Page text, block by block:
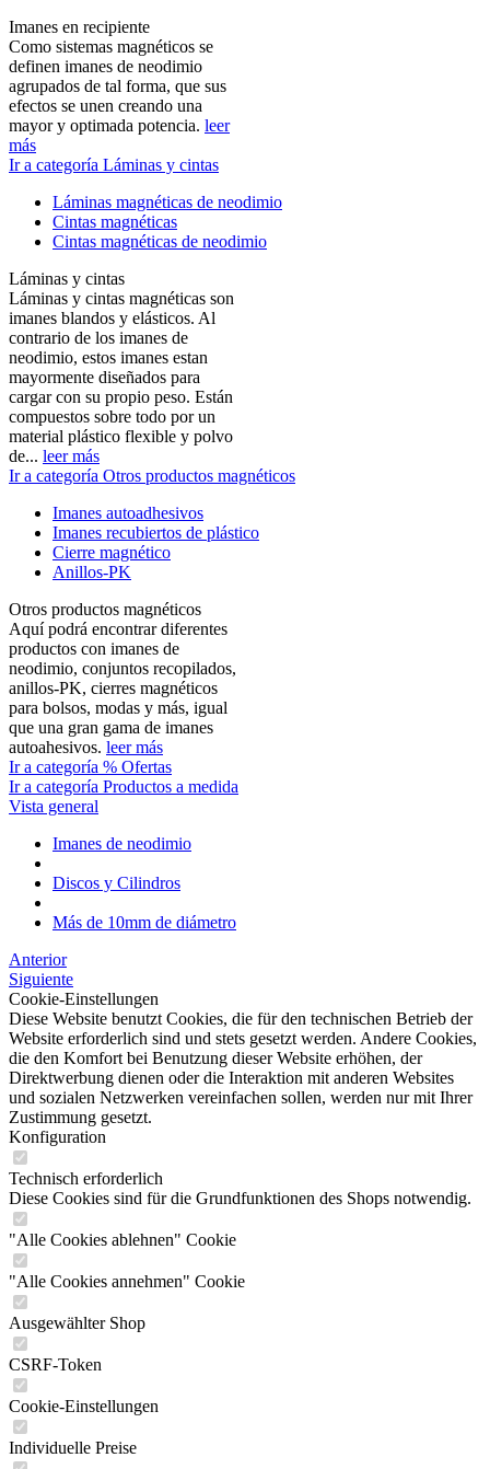
Imanes en recipiente
Como sistemas magnéticos se
definen imanes de neodimio
agrupados de tal forma, que sus
efectos se unen creando una
mayor y optimada potencia. leer
más
Ir a categoría Láminas y cintas
Láminas magnéticas de neodimio
Cintas magnéticas
Cintas magnéticas de neodimio
Láminas y cintas
Láminas y cintas magnéticas son
imanes blandos y elásticos. Al
contrario de los imanes de
neodimio, estos imanes estan
mayormente diseñados para
cargar con su propio peso. Están
compuestos sobre todo por un
material plástico flexible y polvo
de... leer más
Ir a categoría Otros productos magnéticos
Imanes autoadhesivos
Imanes recubiertos de plástico
Cierre magnético
Anillos-PK
Otros productos magnéticos
Aquí podrá encontrar diferentes
productos con imanes de
neodimio, conjuntos recopilados,
anillos-PK, cierres magnéticos
para bolsos, modas y más, igual
que una gran gama de imanes
autoahesivos. leer más
Ir a categoría % Ofertas
Ir a categoría Productos a medida
Vista general
Imanes de neodimio
Discos y Cilindros
Más de 10mm de diámetro
Anterior
Siguiente
Cookie-Einstellungen
Diese Website benutzt Cookies, die für den technischen Betrieb der
Website erforderlich sind und stets gesetzt werden. Andere Cookies,
die den Komfort bei Benutzung dieser Website erhöhen, der
Direktwerbung dienen oder die Interaktion mit anderen Websites
und sozialen Netzwerken vereinfachen sollen, werden nur mit Ihrer
Zustimmung gesetzt.
Konfiguration
Technisch erforderlich
Diese Cookies sind für die Grundfunktionen des Shops notwendig.
"Alle Cookies ablehnen" Cookie
"Alle Cookies annehmen" Cookie
Ausgewählter Shop
CSRF-Token
Cookie-Einstellungen
Individuelle Preise